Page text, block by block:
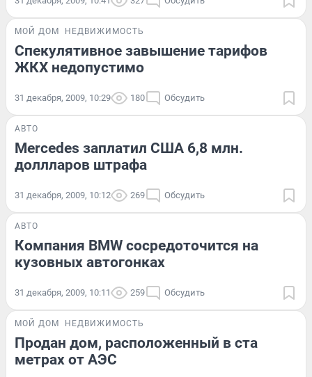
МОЙ ДОМ НЕДВИЖИМОСТЬ
Спекулятивное завышение тарифов
ЖКХ недопустимо
31 декабря, 2009, 10:29 180 Обсудить
АВТО
Mercedes заплатил США 6,8 млн.
доллларов штрафа
31 декабря, 2009, 10:12 269 Обсудить
АВТО
Компания BMW сосредоточится на
кузовных автогонках
31 декабря, 2009, 10:11 259 Обсудить
МОЙ ДОМ НЕДВИЖИМОСТЬ
Продан дом, расположенный в ста
метрах от АЭС